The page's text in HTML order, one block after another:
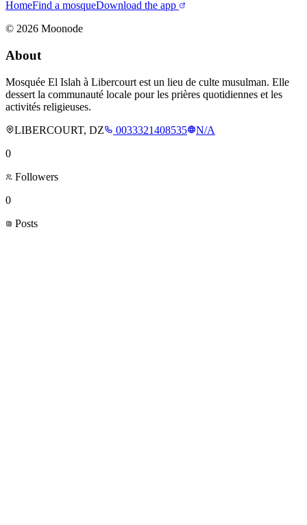
HomeFind a mosqueDownload the app
© 2026 Moonode
About
Mosquée El Islah à Libercourt est un lieu de culte musulman. Elle
dessert la communauté locale pour les prières quotidiennes et les
activités religieuses.
LIBERCOURT, DZ
0033321408535
N/A
0
Followers
0
Posts